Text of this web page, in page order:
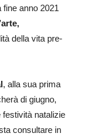
anno 2021
della vita pre-
, alla sua prima
di giugno,
festività natalizie
consultare in